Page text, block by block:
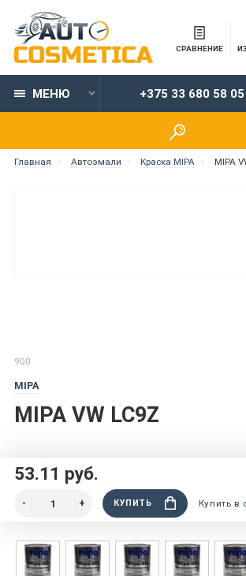
СРАВНЕНИЕ
МЕНЮ +375 33 680 58 05
Главная Автоэмали Краска MIPA MIPA
900
MIPA
MIPA VW LC9Z
53.11 руб.
КУПИТЬ Купить в